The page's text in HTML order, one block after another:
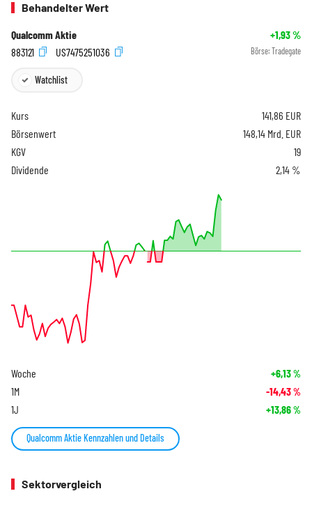
Behandelter Wert
Qualcomm Aktie +1,93%
883121
US7475251036 Börse: Tradegate
Watchlist
Kurs 141,86 EUR
Börsenwert
148,14 Mrd. EUR
KGV
19
Dividende
2,14 %
Woche +6,13%
1M -14,43%
1J +13,86%
Qualcomm Aktie Kennzahlen und Details
Sektorvergleich